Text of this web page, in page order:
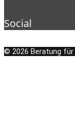
Social
© 2026 Beratung